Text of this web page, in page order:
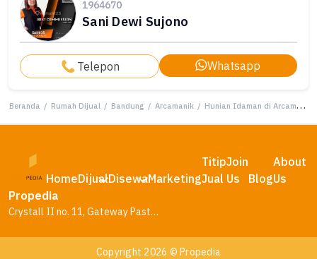
1964670
Sani Dewi Sujono
Telepon Whatsapp
Beranda / Rumah Dijual / Bandung / Arcamanik / Hunian Idaman di Arcamanik, Bandung, 6 KT, Harga 1,6 Miliar
HomeDijualDisewaMarketing
Titip
Jual
Join
Us
Blog
About
Us
Propedia
Crystall II no. 11, Gateway Pasteur Residence, Bandung – Jawa Barat
Copyright 2026 © Propedia